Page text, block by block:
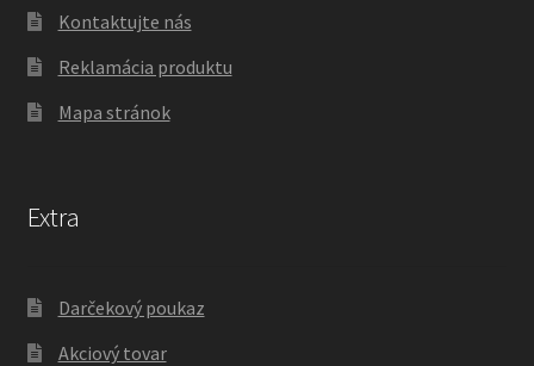
Kontaktujte nás
Reklamácia produktu
Mapa stránok
Extra
Darčekový poukaz
Akciový tovar